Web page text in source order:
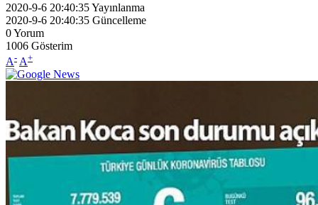
2020-9-6 20:40:35Yayınlanma
2020-9-6 20:40:35 Güncelleme
0Yorum
1006 Gösterim
A- A+